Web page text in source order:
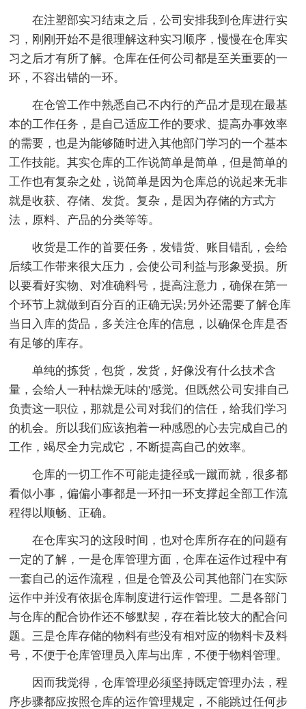
在注塑部实习结束之后，公司安排我到仓库进行实
习，刚刚开始不是很理解这种实习顺序，慢慢在仓库实
习之后才有所了解。仓库在任何公司都是至关重要的一
环，不容出错的一环。
在仓管工作中熟悉自己不内行的产品才是现在最基
本的工作任务，是自己适应工作的要求、提高办事效率
的需要，也是为能够随时进入其他部门学习的一个基本
工作技能。其实仓库的工作说简单是简单，但是简单的
工作也有复杂之处，说简单是因为仓库总的说起来无非
就是收获、存储、发货。复杂，是因为存储的方式方
法，原料、产品的分类等等。
收货是工作的首要任务，发错货、账目错乱，会给
后续工作带来很大压力，会使公司利益与形象受损。所
以要看好实物、对准确料号，提高注意力，确保在第一
个环节上就做到百分百的正确无误;另外还需要了解仓库
当日入库的货品，多关注仓库的信息，以确保仓库是否
有足够的库存。
单纯的拣货，包货，发货，好像没有什么技术含
量，会给人一种枯燥无味的'感觉。但既然公司安排自己
负责这一职位，那就是公司对我们的信任，给我们学习
的机会。所以我们应该抱着一种感恩的心去完成自己的
工作，竭尽全力完成它，不断提高自己的效率。
仓库的一切工作不可能走捷径或一蹴而就，很多都
看似小事，偏偏小事都是一环扣一环支撑起全部工作流
程得以顺畅、正确。
在仓库实习的这段时间，也对仓库所存在的问题有
一定的了解，一是仓库管理方面，仓库在运作过程中有
一套自己的运作流程，但是仓管及公司其他部门在实际
运作中并没有依据仓库制度进行运作管理。二是各部门
与仓库的配合协作还不够默契，存在着比较大的配合问
题。三是仓库存储的物料有些没有相对应的物料卡及料
号，不便于仓库管理员入库与出库，不便于物料管理。
因而我觉得，仓库管理必须坚持既定管理办法，程
序步骤都应按照仓库的运作管理规定，不能跳过任何步